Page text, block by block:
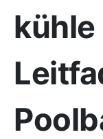
kühle